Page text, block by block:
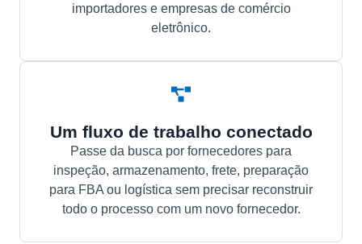
importadores e empresas de comércio
eletrônico.
Um fluxo de trabalho conectado
Passe da busca por fornecedores para
inspeção, armazenamento, frete, preparação
para FBA ou logística sem precisar reconstruir
todo o processo com um novo fornecedor.